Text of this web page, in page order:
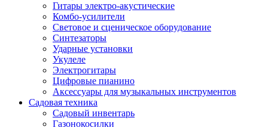
Гитары электро-акустические
Комбо-усилители
Световое и сценическое оборудование
Синтезаторы
Ударные установки
Укулеле
Электрогитары
Цифровые пианино
Аксессуары для музыкальных инструментов
Садовая техника
Садовый инвентарь
Газонокосилки